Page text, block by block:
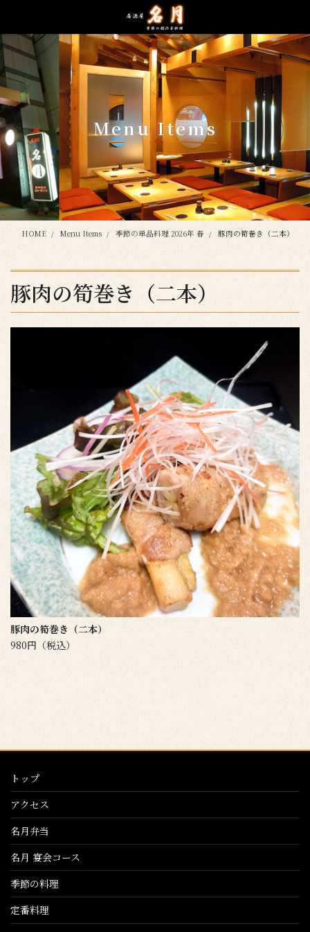
テ
ン
ツ
に
移
動
ゲ
ー
シ
ョ
ン
に
移
動
Menu Items
HOME Menu Items 季節の単品料理 2026年 春 豚肉の筍巻き（二本）
豚肉の筍巻き（二本）
豚肉の筍巻き（二本）
980円（税込）
トップ
アクセス
名月弁当
名月 宴会コース
季節の料理
定番料理